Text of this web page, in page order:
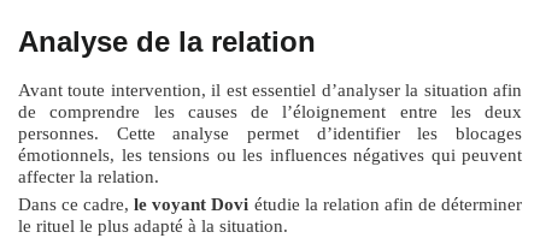
Analyse de la relation
Avant toute intervention, il est essentiel d’analyser la situation afin
de comprendre les causes de l’éloignement entre les deux
personnes. Cette analyse permet d’identifier les blocages
émotionnels, les tensions ou les influences négatives qui peuvent
affecter la relation.
Dans ce cadre,le voyant Dovi étudie la relation afin de déterminer
le rituel le plus adapté à la situation.